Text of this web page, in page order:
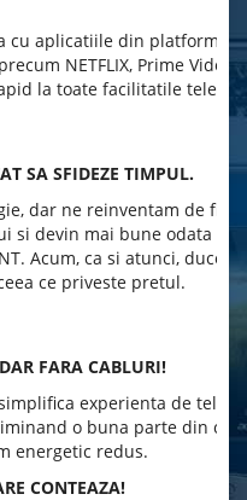
cu aplicatiile din platforma
NETFLIX, Prime
la toate facilitatile
SA SFIDEZE TIMPUL.
dar ne reinventam de
si devin mai bune odata
Acum, ca si atunci,
ce priveste pretul.
FARA CABLURI!
experienta de
o buna parte din
energetic redus.
CONTEAZA!